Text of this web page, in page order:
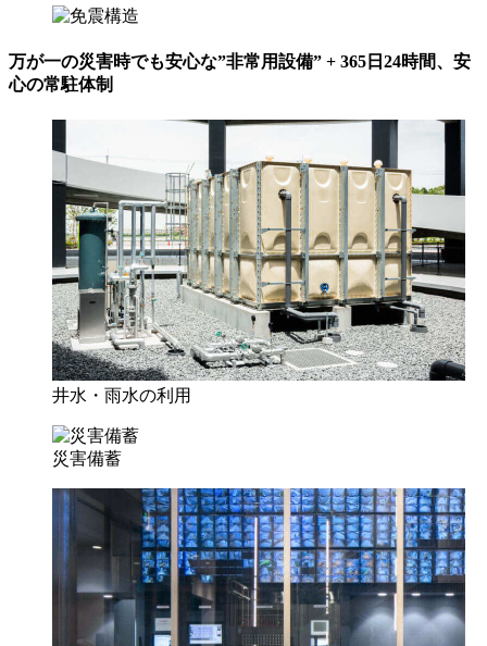
万が一の災害時でも安心な”非常用設備” + 365日24時間、安
心の常駐体制
井水・雨水の利用
災害備蓄